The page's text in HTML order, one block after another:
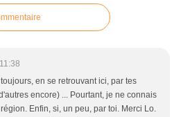
en se retrouvant ici, par tes
encore) ... Pourtant, je ne connais
Enfin, si, un peu, par toi. Merci Lo.